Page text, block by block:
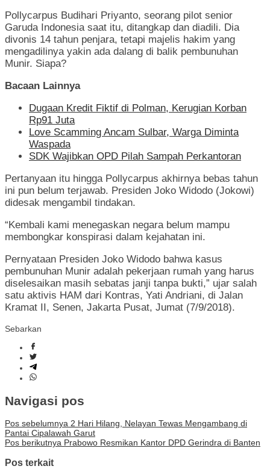
Pollycarpus Budihari Priyanto, seorang pilot senior
Garuda Indonesia saat itu, ditangkap dan diadili. Dia
divonis 14 tahun penjara, tetapi majelis hakim yang
mengadilinya yakin ada dalang di balik pembunuhan
Munir. Siapa?
Bacaan Lainnya
Dugaan Kredit Fiktif di Polman, Kerugian Korban
Rp91 Juta
Love Scamming Ancam Sulbar, Warga Diminta
Waspada
SDK Wajibkan OPD Pilah Sampah Perkantoran
Pertanyaan itu hingga Pollycarpus akhirnya bebas tahun
ini pun belum terjawab. Presiden Joko Widodo (Jokowi)
didesak mengambil tindakan.
“Kembali kami menegaskan negara belum mampu
membongkar konspirasi dalam kejahatan ini.
Pernyataan Presiden Joko Widodo bahwa kasus
pembunuhan Munir adalah pekerjaan rumah yang harus
diselesaikan masih sebatas janji tanpa bukti,” ujar salah
satu aktivis HAM dari Kontras, Yati Andriani, di Jalan
Kramat II, Senen, Jakarta Pusat, Jumat (7/9/2018).
Sebarkan
Navigasi pos
Pos sebelumnya 2 Hari Hilang, Nelayan Tewas Mengambang di
Pantai Cipalawah Garut
Pos berikutnya Prabowo Resmikan Kantor DPD Gerindra di Banten
Pos terkait